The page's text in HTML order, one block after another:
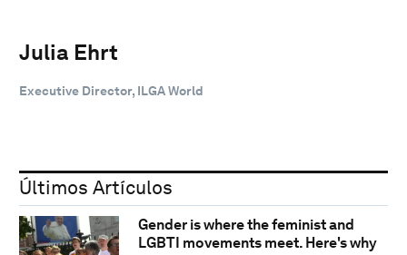
Julia Ehrt
Executive Director, ILGA World
Últimos Artículos
Gender is where the feminist and
LGBTI movements meet. Here's why